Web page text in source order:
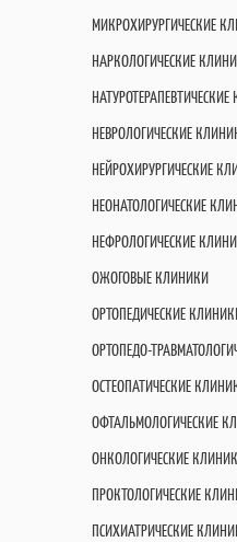
МИКРОХИРУРГИЧЕСКИЕ
НАРКОЛОГИЧЕСКИЕ
НЕВРОЛОГИЧЕСКИЕ
НЕЙРОХИРУРГИЧЕСКИЕ
НЕОНАТОЛОГИЧЕСКИЕ
НЕФРОЛОГИЧЕСКИЕ
ОЖОГОВЫЕ КЛИНИКИ
ОРТОПЕДИЧЕСКИЕ
ОРТОПЕДО-
ОСТЕОПАТИЧЕСКИЕ
ОФТАЛЬМОЛОГИЧЕСКИЕ
ОНКОЛОГИЧЕСКИЕ
ПРОКТОЛОГИЧЕСКИЕ
ПСИХИАТРИЧЕСКИЕ